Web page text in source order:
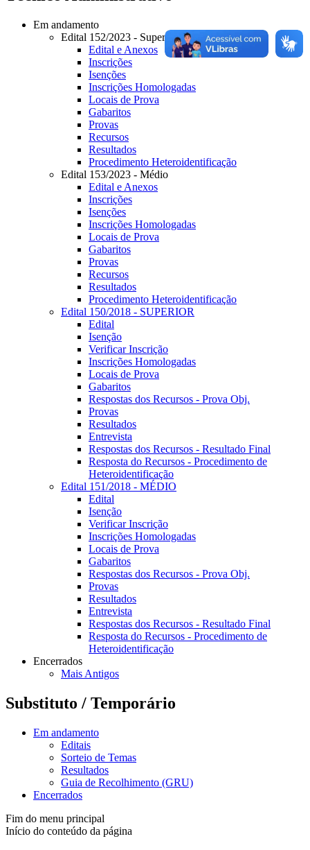
Em andamento
Edital 152/2023 - Superior
Edital e Anexos
Inscrições
Isenções
Inscrições Homologadas
Locais de Prova
Gabaritos
Provas
Recursos
Resultados
Procedimento Heteroidentificação
Edital 153/2023 - Médio
Edital e Anexos
Inscrições
Isenções
Inscrições Homologadas
Locais de Prova
Gabaritos
Provas
Recursos
Resultados
Procedimento Heteroidentificação
Edital 150/2018 - SUPERIOR
Edital
Isenção
Verificar Inscrição
Inscrições Homologadas
Locais de Prova
Gabaritos
Respostas dos Recursos - Prova Obj.
Provas
Resultados
Entrevista
Respostas dos Recursos - Resultado Final
Resposta do Recursos - Procedimento de
Heteroidentificação
Edital 151/2018 - MÉDIO
Edital
Isenção
Verificar Inscrição
Inscrições Homologadas
Locais de Prova
Gabaritos
Respostas dos Recursos - Prova Obj.
Provas
Resultados
Entrevista
Respostas dos Recursos - Resultado Final
Resposta do Recursos - Procedimento de
Heteroidentificação
Encerrados
Mais Antigos
Substituto / Temporário
Em andamento
Editais
Sorteio de Temas
Resultados
Guia de Recolhimento (GRU)
Encerrados
Fim do menu principal
Início do conteúdo da página